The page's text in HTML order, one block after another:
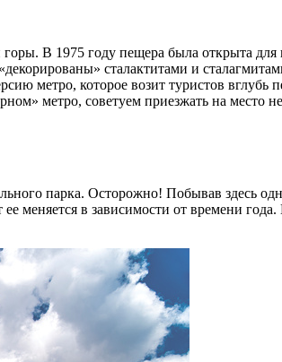
В 1975 году пещера была открыта
сталактитами и
метро, которое возит туристов
метро, советуем приезжать на место
парка. Осторожно! Побывав здесь
меняется в зависимости от времени